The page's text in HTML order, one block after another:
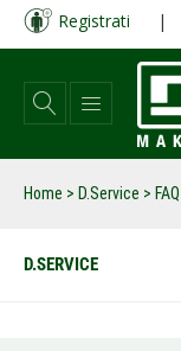
Salta
contenuto
principale
Registrati |
Home > D.Service > FAQ
D.SERVICE